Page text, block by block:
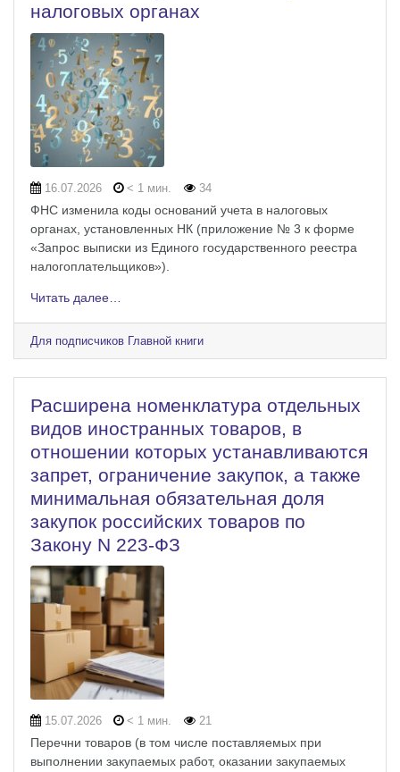
налоговых органах
16.07.2026 < 1 мин. 34
ФНС изменила коды оснований учета в налоговых
органах, установленных НК (приложение № 3 к форме
«Запрос выписки из Единого государственного реестра
налогоплательщиков»).
Читать далее…
Для подписчиков Главной книги
Расширена номенклатура отдельных
видов иностранных товаров, в
отношении которых устанавливаются
запрет, ограничение закупок, а также
минимальная обязательная доля
закупок российских товаров по
Закону N 223-ФЗ
15.07.2026 < 1 мин. 21
Перечни товаров (в том числе поставляемых при
выполнении закупаемых работ, оказании закупаемых